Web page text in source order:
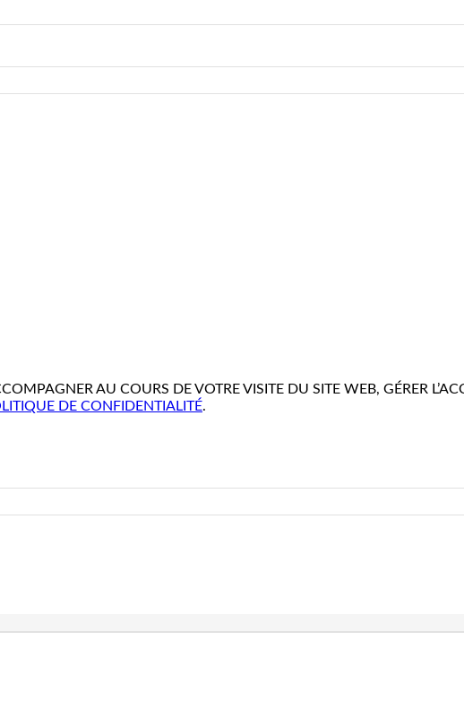
AU COURS DE VOTRE VISITE DU SITE WEB, GÉRER
DE CONFIDENTIALITÉ.